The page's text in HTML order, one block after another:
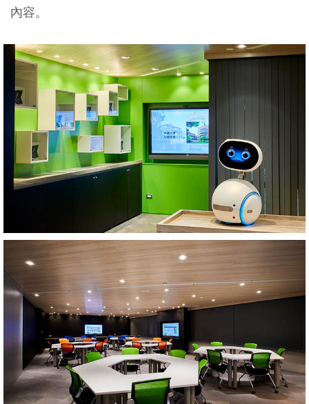
內容。